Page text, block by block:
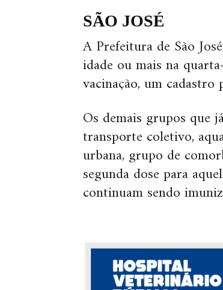
SÃO JOSÉ
A Prefeitura de São
idade ou mais na
vacinação, um
Os demais grupos que
transporte coletivo,
urbana, grupo de
segunda dose para
continuam sendo